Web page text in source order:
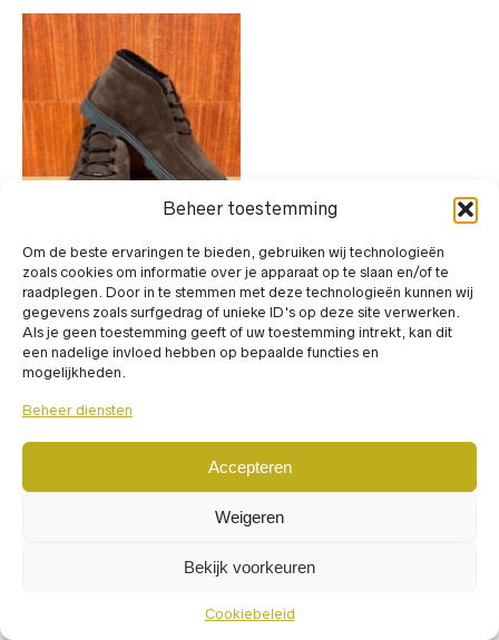
Beheer toestemming
Om de beste ervaringen te bieden, gebruiken wij technologieën
zoals cookies om informatie over je apparaat op te slaan en/of te
raadplegen. Door in te stemmen met deze technologieën kunnen wij
gegevens zoals surfgedrag of unieke ID's op deze site verwerken.
Als je geen toestemming geeft of uw toestemming intrekt, kan dit
een nadelige invloed hebben op bepaalde functies en
mogelijkheden.
Beheer diensten
Accepteren
Weigeren
Bekijk voorkeuren
Cookiebeleid
Dit
product
heeft
meerdere
variaties.
Deze
worden
op
de
BOOTIES, INSTAPSCHOENEN,
LAARZEN,SCHOENEN
TOD’S
XXM59K0JL91RE0S611
€ 799,00 incl. BTW